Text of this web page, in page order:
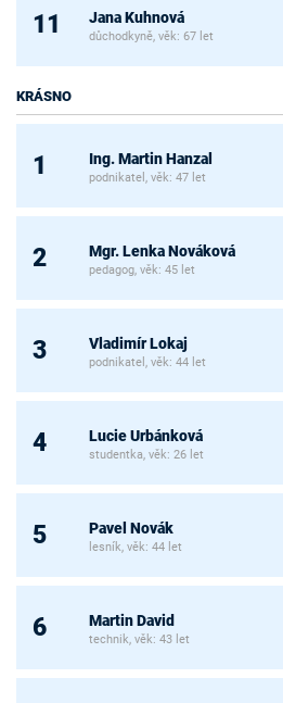
11 Jana Kuhnová
důchodkyně, věk: 67 let
KRÁSNO
1 Ing. Martin Hanzal
podnikatel, věk: 47 let
2 Mgr. Lenka Nováková
pedagog, věk: 45 let
3 Vladimír Lokaj
podnikatel, věk: 44 let
4 Lucie Urbánková
studentka, věk: 26 let
5 Pavel Novák
lesník, věk: 44 let
6 Martin David
technik, věk: 43 let